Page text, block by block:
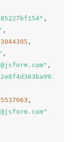
,
,
,
,
,
,